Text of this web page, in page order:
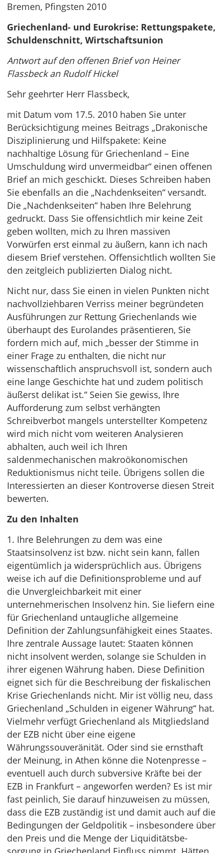
Bremen, Pfingsten 2010
Griechenland- und Eurokrise: Rettungspakete,
Schuldenschnitt, Wirtschaftsunion
Antwort auf den offenen Brief von Heiner
Flassbeck an Rudolf Hickel
Sehr geehrter Herr Flassbeck,
mit Datum vom 17.5. 2010 haben Sie unter
Berücksichtigung meines Beitrags „Drakonische
Diszipli­nierung und Hilfspakete: Keine
nachhaltige Lösung für Griechenland – Eine
Umschuldung wird un­vermeidbar“ einen offenen
Brief an mich geschickt. Dieses Schreiben haben
Sie ebenfalls an die „Nachdenkseiten“ versandt.
Die „Nachdenkseiten“ haben Ihre Belehrung
gedruckt. Dass Sie offensichtlich mir keine Zeit
geben wollten, mich zu Ihren massiven
Vorwürfen erst einmal zu äußern, kann ich nach
diesem Brief verstehen. Offensichtlich wollten Sie
den zeitgleich publizierten Dialog nicht.
Nicht nur, dass Sie einen in vielen Punkten nicht
nachvollziehbaren Verriss meiner begründeten
Ausführungen zur Rettung Griechen­lands wie
überhaupt des Eurolandes präsentieren, Sie
fordern mich auf, mich „besser der Stimme in
einer Frage zu enthalten, die nicht nur
wissenschaftlich anspruchsvoll ist, sondern auch
eine lange Geschichte hat und zudem politisch
äußerst delikat ist.“ Seien Sie gewiss, Ihre
Aufforderung zum selbst verhängten
Schreibverbot mangels unterstellter Kompetenz
wird mich nicht vom weiteren Analysieren
abhalten, auch weil ich Ihren
saldenmechanischen makroökonomischen
Reduktionismus nicht teile. Übrigens sollen die
Interessierten an dieser Kontroverse diesen Streit
bewerten.
Zu den Inhalten
1. Ihre Belehrungen zu dem was eine
Staatsinsolvenz ist bzw. nicht sein kann, fallen
eigentümlich ja widersprüchlich aus. Übrigens
weise ich auf die Definitionsprobleme und auf
die Unvergleichbarkeit mit einer
unternehmerischen Insolvenz hin. Sie liefern eine
für Griechenland untaugliche allgemeine
Definition der Zahlungsunfähigkeit eines Staates.
Ihre zentrale Aussage lautet: Staaten können
nicht insolvent werden, solange sie Schulden in
ihrer eigenen Währung haben. Diese Definition
eignet sich für die Beschreibung der fiskalischen
Krise Griechenlands nicht. Mir ist völlig neu, dass
Griechenland „Schulden in eigener Währung“ hat.
Vielmehr verfügt Griechenland als Mitgliedsland
der EZB nicht über eine eigene
Währungssouveränität. Oder sind sie ernsthaft
der Meinung, in Athen könne die Notenpresse –
eventuell auch durch subversive Kräfte bei der
EZB in Frankfurt – angeworfen werden? Es ist mir
fast peinlich, Sie darauf hinzuweisen zu müssen,
dass die EZB zuständig ist und damit auch auf die
Bedingungen der Geldpolitik – insbesondere über
den Preis und die Menge der Liquiditätsbe­